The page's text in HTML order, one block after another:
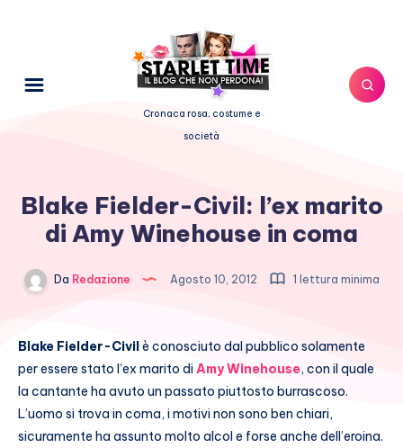
Cronaca rosa, costume e
società
Blake Fielder-Civil: l’ex marito
di Amy Winehouse in coma
Da Redazione Agosto 10, 2012 1 lettura minima
Blake Fielder-Civilè conosciuto dal pubblico solamente
per essere stato l’ex marito diAmy Winehouse, con il quale
la cantante ha avuto un passato piuttosto burrascoso.
L’uomo si trova in coma, i motivi non sono ben chiari,
sicuramente ha assunto molto alcol e forse anche dell’eroina.